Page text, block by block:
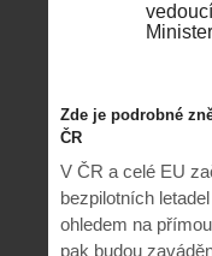
Zde je podrobné
ČR
V ČR a celé EU
bezpilotních
ohledem na
pak budou